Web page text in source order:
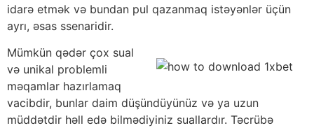
idarə etmək və bundan pul qazanmaq istəyənlər üçün
ayrı, əsas ssenaridir.
Mümkün qədər çox sual
və unikal problemli
məqamlar hazırlamaq
vacibdir, bunlar daim düşündüyünüz və ya uzun
müddətdir həll edə bilmədiyiniz suallardır. Təcrübə